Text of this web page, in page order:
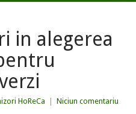
in alegerea
HoReCa Niciun comentariu